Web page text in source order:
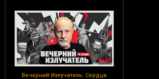
Вечерний Излучатель: Сердца